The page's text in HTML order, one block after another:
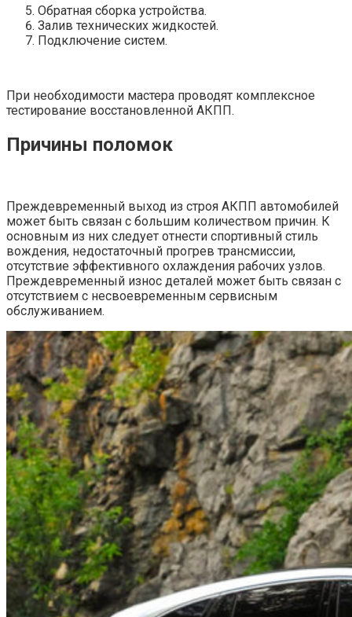
Обратная сборка устройства.
Залив технических жидкостей.
Подключение систем.
При необходимости мастера проводят комплексное
тестирование восстановленной АКПП.
Причины поломок
Преждевременный выход из строя АКПП автомобилей
может быть связан с большим количеством причин. К
основным из них следует отнести спортивный стиль
вождения, недостаточный прогрев трансмиссии,
отсутствие эффективного охлаждения рабочих узлов.
Преждевременный износ деталей может быть связан с
отсутствием с несвоевременным сервисным
обслуживанием.